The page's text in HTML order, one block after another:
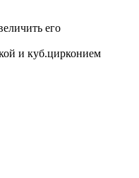
его
и куб.цирконием